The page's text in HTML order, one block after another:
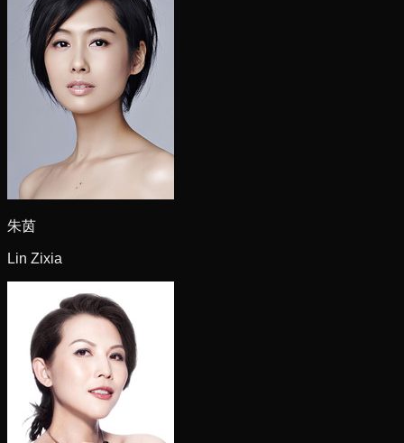
朱茵
Lin Zixia